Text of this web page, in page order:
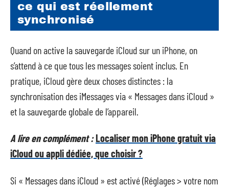
ce qui est réellement
synchronisé
Quand on active la sauvegarde iCloud sur un iPhone, on
s’attend à ce que tous les messages soient inclus. En
pratique, iCloud gère deux choses distinctes : la
synchronisation des iMessages via « Messages dans iCloud »
et la sauvegarde globale de l’appareil.
A lire en complément :Localiser mon iPhone gratuit via
iCloud ou appli dédiée, que choisir ?
Si « Messages dans iCloud » est activé (Réglages > votre nom